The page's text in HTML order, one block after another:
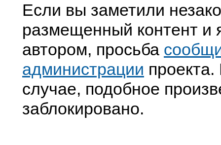
Если вы заметили
размещенный контент и
автором, просьба
администрации
случае, подобное
заблокировано.